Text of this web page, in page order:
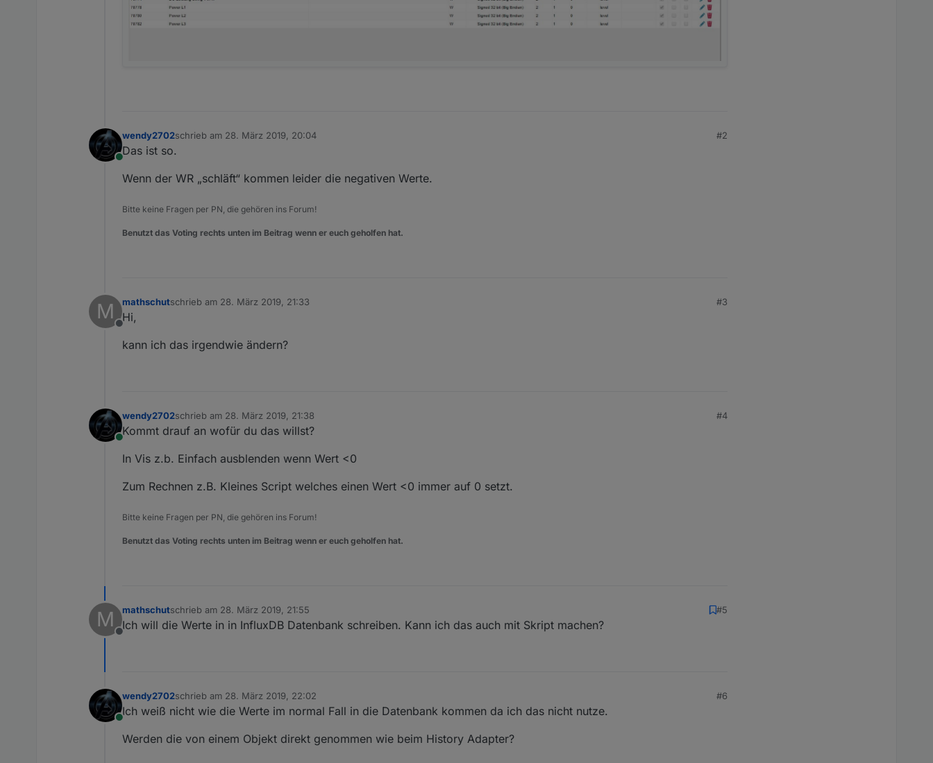
Online
wendy2702schrieb am 28. März 2019, 20:04
zuletzt editiert von
#2
Das ist so.
Wenn der WR „schläft“ kommen leider die negativen Werte.
Bitte keine Fragen per PN, die gehören ins Forum!
Benutzt das Voting rechts unten im Beitrag wenn er euch geholfen hat.
M
Offline
mathschutschrieb am 28. März 2019, 21:33
zuletzt editiert von
#3
Hi,
kann ich das irgendwie ändern?
Online
wendy2702schrieb am 28. März 2019, 21:38
zuletzt editiert von
#4
Kommt drauf an wofür du das willst?
In Vis z.b. Einfach ausblenden wenn Wert <0
Zum Rechnen z.B. Kleines Script welches einen Wert <0 immer auf 0 setzt.
Bitte keine Fragen per PN, die gehören ins Forum!
Benutzt das Voting rechts unten im Beitrag wenn er euch geholfen hat.
M
Offline
mathschutschrieb am 28. März 2019, 21:55
zuletzt editiert von
#5
Ich will die Werte in in InfluxDB Datenbank schreiben. Kann ich das auch mit Skript machen?
Online
wendy2702schrieb am 28. März 2019, 22:02
zuletzt editiert von
#6
Ich weiß nicht wie die Werte im normal Fall in die Datenbank kommen da ich das nicht nutze.
Werden die von einem Objekt direkt genommen wie beim History Adapter?